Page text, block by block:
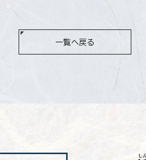
一覧へ戻る